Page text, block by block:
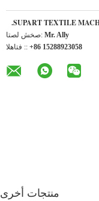
SUPART TEXTILE
اتصل شخص: Mr. Ally
الهاتف :: +86 15288923058
منتجات أخرى